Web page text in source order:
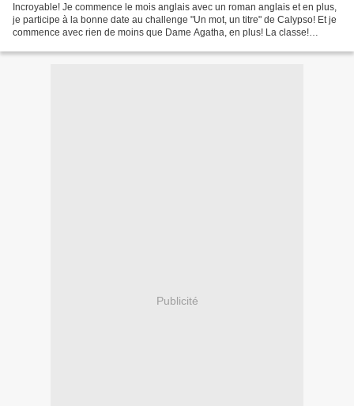
Incroyable! Je commence le mois anglais avec un roman anglais et en plus,
je participe à la bonne date au challenge "Un mot, un titre" de Calypso! Et je
commence avec rien de moins que Dame Agatha, en plus! La classe!
Publicité